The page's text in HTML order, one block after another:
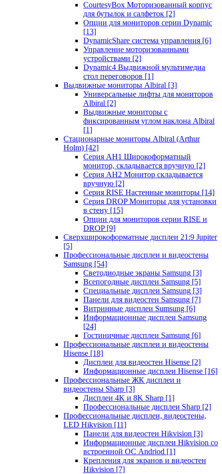
CourtesyBox Моторизованный корпус
для бутылок и салфеток [2]
Опции для мониторов серии Dynamic
[13]
DynamicShare система управления [6]
Управление моторизованными
устройствами [2]
Dynamic4 Выдвижной мультимедиа
стол переговоров [1]
Выдвижные мониторы Albiral [3]
Универсальные лифты для мониторов
Albiral [2]
Выдвижные мониторы с
фиксированным углом наклона Albiral
[1]
Стационарные мониторы Albiral (Arthur
Holm) [42]
Серия AH1 Широкоформатный
монитор, складывается вручную [2]
Серия AH2 Монитор складывается
вручную [2]
Серия RISE Настенные мониторы [14]
Серия DROP Мониторы для установки
в стену [15]
Опции для мониторов серии RISE и
DROP [9]
Сверхширокоформатные дисплеи 21:9 Jupiter
[5]
Профессиональные дисплеи и видеостены
Samsung [54]
Светодиодные экраны Samsung [3]
Всепогодные дисплеи Samsung [5]
Специальные дисплеи Samsung [3]
Панели для видеостен Samsung [7]
Витринные дисплеи Sumsung [6]
Информационные дисплеи Samsung
[24]
Гостиничные дисплеи Samsung [6]
Профессиональные дисплеи и видеостены
Hisense [18]
Дисплеи для видеостен Hisense [2]
Информационные дисплеи Hisense [16]
Профессиональные ЖК дисплеи и
видеостены Sharp [3]
Дисплеи 4K и 8K Sharp [1]
Профессиональные дисплеи Sharp [2]
Профессиональные дисплеи, видеостены,
LED Hikvision [11]
Панели для видеостен Hikvision [3]
Информационные дисплеи Hikvision со
встроенной ОС Andriod [1]
Крепления для экранов и видеостен
Hikvision [7]